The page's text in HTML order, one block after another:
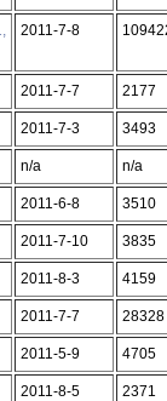
2011-7-8
2011-7-7 2177
2011-7-3 3493
n/a n/a
2011-6-8 3510
2011-7-10 3835
2011-8-3 4159
2011-7-7 28328
2011-5-9 4705
2011-8-5 2371